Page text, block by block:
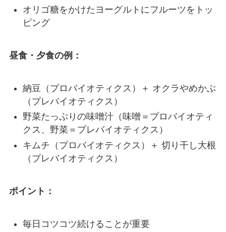
オリゴ糖をかけたヨーグルトにフルーツをトッ
ピング
昼食・夕食の例：
納豆（プロバイオティクス）＋ オクラやめかぶ
（プレバイオティクス）
野菜たっぷりの味噌汁（味噌＝プロバイオティ
クス、野菜＝プレバイオティクス）
キムチ（プロバイオティクス）＋ 切り干し大根
（プレバイオティクス）
ポイント：
毎日コツコツ続けることが重要